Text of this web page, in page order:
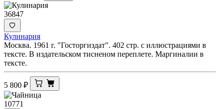
36847
Кулинария
Москва. 1961 г. "Госторгиздат". 402 стр. с иллюстрациями в
тексте. В издательском тисненом переплете. Маргиналии в
тексте.
5 800 ₽
10771